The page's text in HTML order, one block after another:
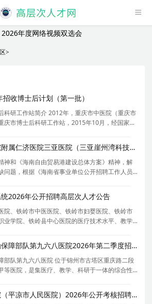
>
收博士后计划（第一批）
科研工作站简介 2012年，重庆市中医院（重庆市
庆市博士后科研工作站，2015年10月，经国家人
博士后管理委员会办公室批准设立国家级博士
月，经全国博士后管理委员
上海交通大学医学院附属仁济医院三亚医院（三亚崖州湾科技城医院）2026年第一次公开（考核）招聘113名工作
神和《海南自由贸易港建设总体方案》精神，解
问题，根据《海南省事业单位公开招聘工作人员
号） 、《关于做好 2025-2027 年全省招
作的通知》（琼人社发
2026年公开招聘高层次人才公告
院、铁岭市中医医院、铁岭市妇婴医院、铁岭市
业学院、铁岭县中心医院的医疗技术水平、教学
理能力，按照《事业单位人事管理条例》（国
一步加强全省事业单位新进
中国人民解放军联勤保障部队第九六八医院2026年第二季度招聘8名社会工作人员公告
部队第九六八医院 位于锦州市古塔区重庆路二段
等医院，是集医疗、教学、科研于一体的综合性
，临床专业覆盖烧伤整形、骨科、康复、普外、
麻醉、疼痛、心脑血管
甘肃医学院附属医院（平凉市人民医院）2026年公开考核招聘22名急需紧缺专业硕士研究生公告（第三批）